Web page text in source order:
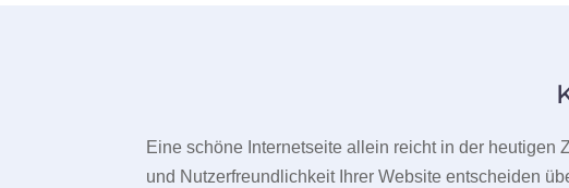
Eine schöne Internetseite allein reicht in der
und Nutzerfreundlichkeit Ihrer Website entscheiden